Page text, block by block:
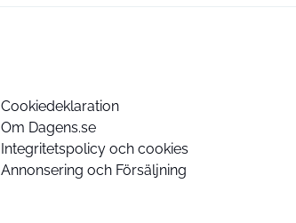
Cookiedeklaration
Om Dagens.se
Integritetspolicy och cookies
Annonsering och Försäljning